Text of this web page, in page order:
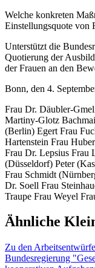
Welche konkreten
Einstellungsquote von
Unterstützt die
Quotierung der
der Frauen an den
Bonn, den 4.
Frau Dr. Däubler-
Martiny-Glotz
(Berlin) Egert Frau
Hartenstein Frau
Frau Dr. Lepsius Frau
(Düsseldorf) Peter
Frau Schmidt
Dr. Soell Frau
Traupe Frau Weyel
Ähnliche
Zu den
Bundesregierung